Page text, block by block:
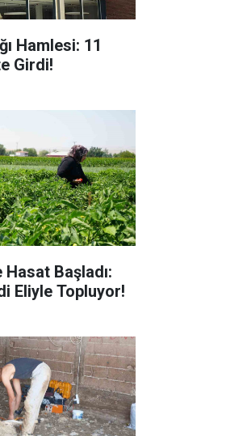
Hamlesi: 11
Girdi!
Başladı:
Eliyle Topluyor!